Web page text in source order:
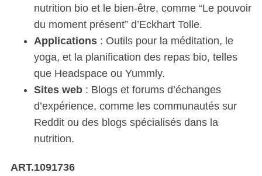
nutrition bio et le bien-être, comme “Le pouvoir
du moment présent” d’Eckhart Tolle.
Applications: Outils pour la méditation, le
yoga, et la planification des repas bio, telles
que Headspace ou Yummly.
Sites web: Blogs et forums d’échanges
d’expérience, comme les communautés sur
Reddit ou des blogs spécialisés dans la
nutrition.
ART.1091736